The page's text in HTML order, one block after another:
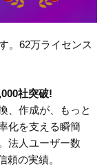
。62万ライセンス
社突破!
、作成が、もっと
化を支える瞬簡
法人ユーザー数
頼の実績。